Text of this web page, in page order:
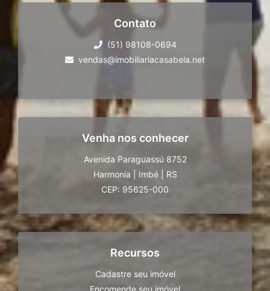
Contato
(51) 98108-0694
vendas@imobiliariacasabela.net
Venha nos conhecer
Avenida Paraguassú 8752
Harmonia
Imbé
RS
CEP: 95625-000
Recursos
Cadastre seu imóvel